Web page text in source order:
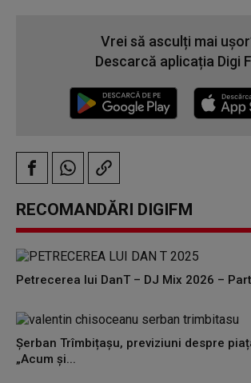
Vrei să asculți mai
Descarcă aplicația Digi
RECOMANDĂRI DIGIFM
Petrecerea lui DanT – DJ Mix 2026 –
Șerban Trîmbițașu, previziuni despre
„Acum și...